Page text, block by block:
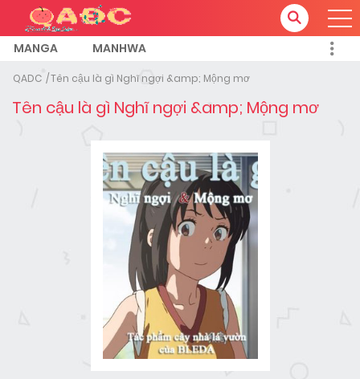
MANGA MANHWA
QADC Tên cậu là gì Nghĩ ngợi &amp; Mộng mơ
Tên cậu là gì Nghĩ ngợi &amp; Mộng mơ